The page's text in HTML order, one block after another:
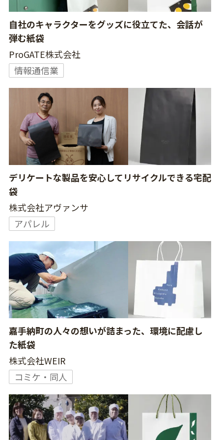
自社のキャラクターをグッズに役立てた、会話が
弾む紙袋
ProGATE株式会社
情報通信業
デリケートな製品を安心してリサイクルできる宅配
袋
株式会社アヴァンサ
アパレル
嘉手納町の人々の想いが詰まった、環境に配慮し
た紙袋
株式会社WEIR
コミケ・同人